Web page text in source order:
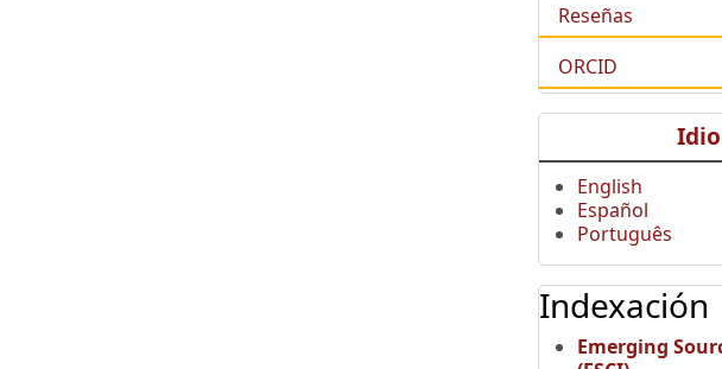
Reseñas
ORCID
English
Español
Português
Indexación
Emerging